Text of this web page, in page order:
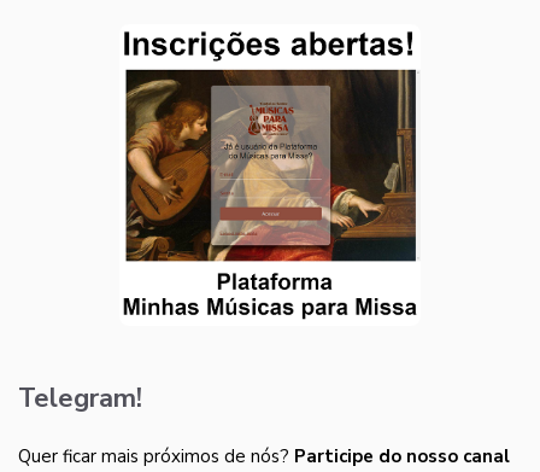
Telegram!
Quer ficar mais próximos de nós? Participe do nosso canal